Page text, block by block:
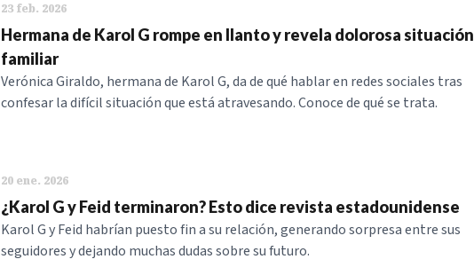
23 feb. 2026
Hermana de Karol G rompe en llanto y revela dolorosa situación
familiar
Verónica Giraldo, hermana de Karol G, da de qué hablar en redes sociales tras
confesar la difícil situación que está atravesando. Conoce de qué se trata.
20 ene. 2026
¿Karol G y Feid terminaron? Esto dice revista estadounidense
Karol G y Feid habrían puesto fin a su relación, generando sorpresa entre sus
seguidores y dejando muchas dudas sobre su futuro.